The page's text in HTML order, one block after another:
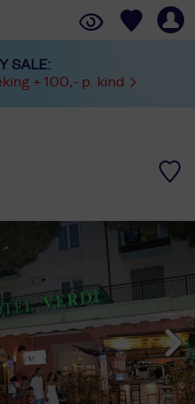
SALE:
+ 100,- p. kind